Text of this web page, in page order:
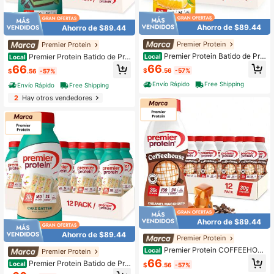
Ahorro de $89.44
Premier Protein
Local Premier Protein Batido de Pro
teína Premier, Chocolate, 30g de Pr
oteína, Sin Azúcar Añadida, 24 Vita
minas & Minerales para Apoyar la S
alud Inmunológica, Sin Gluten, 11.5
Fl Oz (Paquete de 12)
$66.56 -57%
Envío Rápido
Free Shipping
2Hay otros vendedores
Ahorro de $89.44
Premier Protein
Local Premier Protein Batido de Pro
teína Premier, Chocolate, 30g de Pr
Ahorro de $89.44
Premier Protein
Local Premier Protein Batido de Pro
teína Premier, Chocolate, 30g de Pr
oteína, Sin Azúcar Añadida, 24 Vita
minas & Minerales para Apoyar la S
alud Inmunológica, Sin Gluten, 11.5
Fl Oz (Paquete de 12)
$66.56 -57%
Envío Rápido
Free Shipping
Ahorro de $89.44
Premier Protein
Local Premier Protein COFFEEHOU
SE Caramel Macchiato Batido de Pr
oteína con Cafeína para Energía – 3
$66.56 -57%